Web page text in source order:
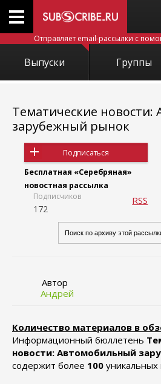
Отправляет email-рассылки с
Выпуски Группы
Тематические
зарубежный рынок
Подписаться
Бесплатная «Серебряная»
новостная рассылка
Подписчиков
172
RSS
Автор
Андрей
Количество материалов в
Информационный бюллетень
новости: Автомобильный
содержит более 100 уникальных